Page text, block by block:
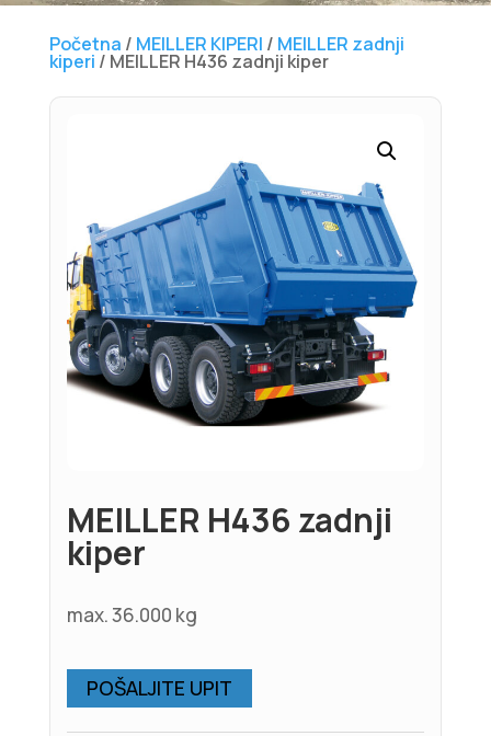
Početna / MEILLER KIPERI / MEILLER zadnji
kiperi / MEILLER H436 zadnji kiper
MEILLER H436 zadnji
kiper
max. 36.000 kg
POŠALJITE UPIT